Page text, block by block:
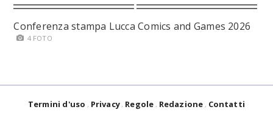
Conferenza stampa Lucca Comics and Games 2026
4 FOTO
Termini d'uso Privacy Regole Redazione Contatti